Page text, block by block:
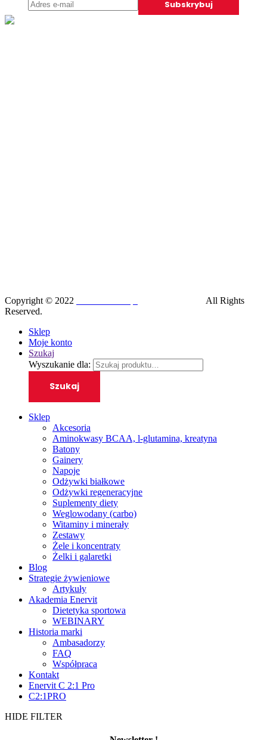
Copyright © 2022
All Rights
Reserved.
Sklep
Moje konto
Szukaj
Wyszukanie dla:
Szukaj
Sklep
Akcesoria
Aminokwasy BCAA, l-glutamina, kreatyna
Batony
Gainery
Napoje
Odżywki białkowe
Odżywki regeneracyjne
Suplementy diety
Weglowodany (carbo)
Witaminy i minerały
Zestawy
Żele i koncentraty
Żelki i galaretki
Blog
Strategie żywieniowe
Artykuły
Akademia Enervit
Dietetyka sportowa
WEBINARY
Historia marki
Ambasadorzy
FAQ
Współpraca
Kontakt
Enervit C 2:1 Pro
C2:1PRO
HIDE FILTER